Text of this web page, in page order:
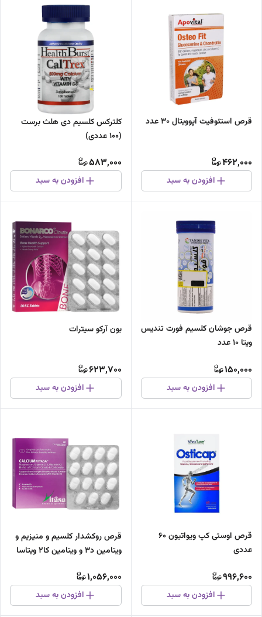
قرص استئوفیت آپوویتال 30 عدد
462,000
افزودن به سبد
کلترکس کلسیم دی هلث برست
(100 عددی)
583,000
افزودن به سبد
قرص جوشان کلسیم فورت تندیس
ویتا 10 عدد
150,000
افزودن به سبد
بون آرکو سیترات
623,700
افزودن به سبد
قرص اوستی کپ ویواتیون 60
عددی
996,600
افزودن به سبد
قرص روکشدار کلسیم و منیزیم و
ویتامین د3 و ویتامین کا2 ویتاسا
1,056,000
افزودن به سبد